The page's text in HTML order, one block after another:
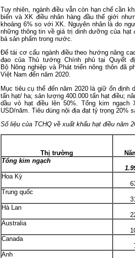
Tuy nhiên, ngành điều vẫn còn hạn chế cần
biến và XK điều nhân hàng đầu thế giới
khoảng 6% so với XK. Nguyên nhân là do
những thông tin về giá trị dinh dưỡng của
bá sản phẩm trong nước.
Để tái cơ cấu ngành điều theo hướng nâng
đạo của Thủ tướng Chính phủ tại Quyết
Bộ Nông nghiệp và Phát triển nông thôn đã
Việt Nam đến năm 2020.
Mục tiêu cụ thể đến năm 2020 là giữ ổn định
tấn hạt/ ha; sản lượng 400.000 tấn hạt điều;
dầu vỏ hạt điều lên 50%. Tổng kim
USD/năm. Tiêu dùng nội địa đạt tỷ trọng 20%
Số liệu của TCHQ về xuất khẩu hạt điều năm
Thị trường
Tổng kim ngạch
Hoa Kỳ
Trung quốc
Hà Lan
Australia
Canada
Anh